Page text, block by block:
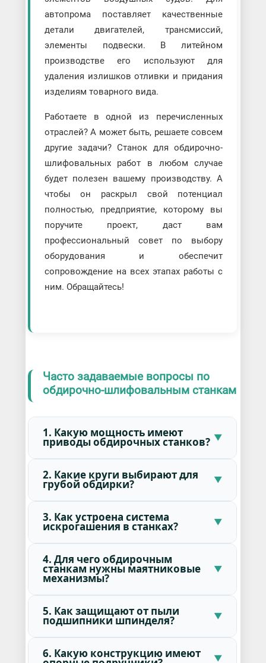
автопрома поставляет качественные
детали двигателей, трансмиссий,
элементы подвески. В литейном
производстве его используют для
удаления излишков отливки и придания
изделиям товарного вида.
Работаете в одной из перечисленных
отраслей? А может быть, решаете совсем
другие задачи? Станок для обдирочно-
шлифовальных работ в любом случае
будет полезен вашему производству. А
чтобы он раскрыл свой потенциал
полностью, предприятие, которому вы
поручите проект, даст вам
профессиональный совет по выбору
оборудования и обеспечит
сопровождение на всех этапах работы с
ним. Обращайтесь!
Часто задаваемые вопросы по
обдирочно-шлифовальным станкам
1. Какую мощность имеют
приводы обдирочных станков?
2. Какие круги выбирают для
грубой обдирки?
3. Как устроена система
искрогашения в станках?
4. Для чего обдирочным
станкам нужны маятниковые
механизмы?
5. Как защищают от пыли
подшипники шпинделя?
6. Какую конструкцию имеют